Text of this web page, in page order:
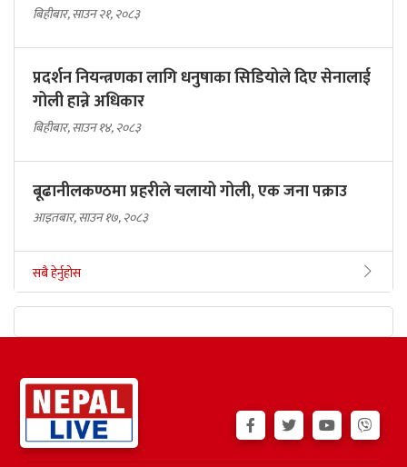
बिहीबार, साउन २१, २०८३
प्रदर्शन नियन्त्रणका लागि धनुषाका सिडियोले दिए सेनालाई
गोली हान्ने अधिकार
बिहीबार, साउन १४, २०८३
बूढानीलकण्ठमा प्रहरीले चलायो गोली, एक जना पक्राउ
आइतबार, साउन १७, २०८३
सबै हेर्नुहोस